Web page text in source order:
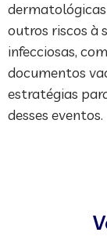
dermatológicas
outros riscos à
infecciosas,
documentos
estratégias
desses eventos.